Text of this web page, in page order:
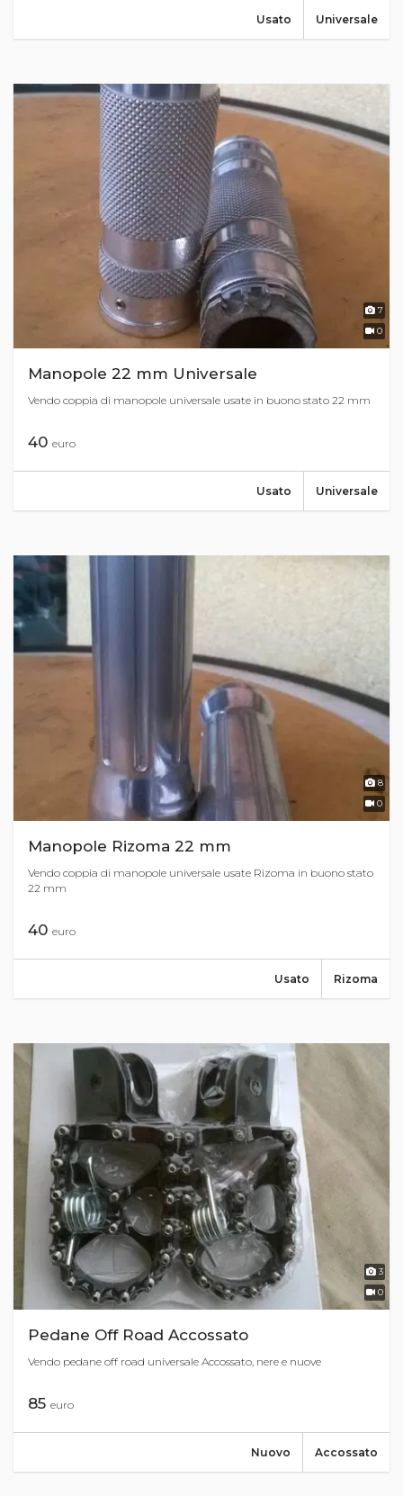
Universale
Usato
7
0
Manopole 22 mm Universale
Vendo coppia di manopole universale usate in buono stato 22 mm
40 euro
Universale
Usato
8
0
Manopole Rizoma 22 mm
Vendo coppia di manopole universale usate Rizoma in buono stato
22 mm
40 euro
Rizoma
Usato
3
0
Pedane Off Road Accossato
Vendo pedane off road universale Accossato, nere e nuove
85 euro
Accossato
Nuovo